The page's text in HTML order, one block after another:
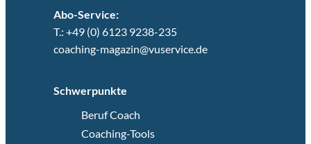
Abo-Service:
T.: +49 (0) 6123 9238-235
coaching-magazin@vuservice.de
Schwerpunkte
Beruf Coach
Coaching-Tools